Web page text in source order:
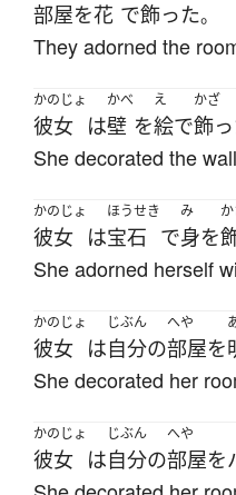
部屋を花 で飾った。
They adorned the
かのじょ
彼女 は
かべ
壁 を
え
絵で
かざ
飾
She decorated the
かのじょ
彼女 は
ほうせき
宝石 で
み
身を
She adorned herself
かのじょ
彼女 は
じぶん
自分の
へや
部屋を
She decorated her
かのじょ
彼女 は
じぶん
自分の
へや
部屋を